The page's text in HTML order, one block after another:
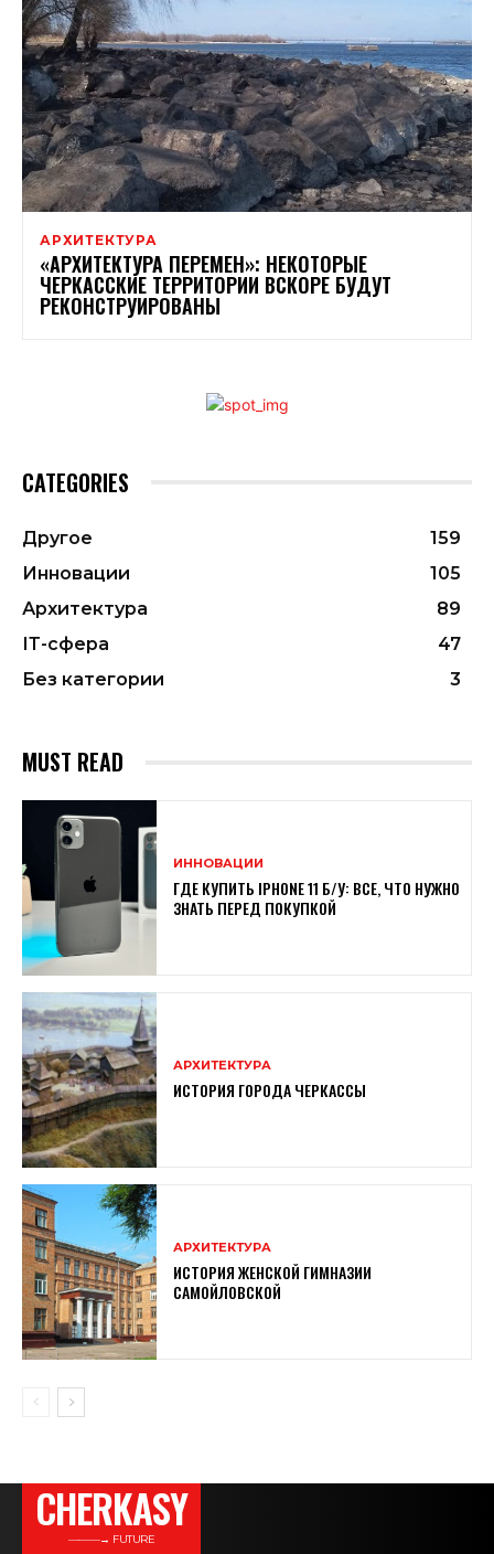
АРХИТЕКТУРА
«АРХИТЕКТУРА ПЕРЕМЕН»: НЕКОТОРЫЕ
ЧЕРКАССКИЕ ТЕРРИТОРИИ ВСКОРЕ БУДУТ
РЕКОНСТРУИРОВАНЫ
CATEGORIES
Другое
159
Инновации
105
Архитектура
89
ІТ-сфера
47
Без категории
3
MUST READ
ИННОВАЦИИ
ГДЕ КУПИТЬ IPHONE 11 Б/У: ВСЕ, ЧТО НУЖНО
ЗНАТЬ ПЕРЕД ПОКУПКОЙ
АРХИТЕКТУРА
ИСТОРИЯ ГОРОДА ЧЕРКАССЫ
АРХИТЕКТУРА
ИСТОРИЯ ЖЕНСКОЙ ГИМНАЗИИ
САМОЙЛОВСКОЙ
CHERKASY
———→ FUTURE